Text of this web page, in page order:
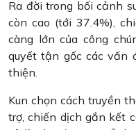
Ra đời trong bối cảnh
còn cao (tới 37.4%),
càng lớn của công
quyết tận gốc các vấn
thiện.
Kun chọn cách truyền
trợ, chiến dịch gắn kết